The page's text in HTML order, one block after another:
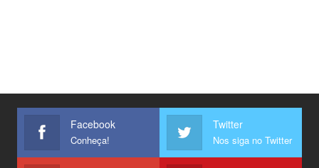
Facebook
Conheça!
Twitter
Nos siga no Twitter